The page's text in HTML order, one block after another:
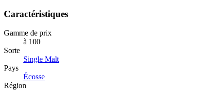
Caractéristiques
Gamme de prix
à 100
Sorte
Single Malt
Pays
Écosse
Région